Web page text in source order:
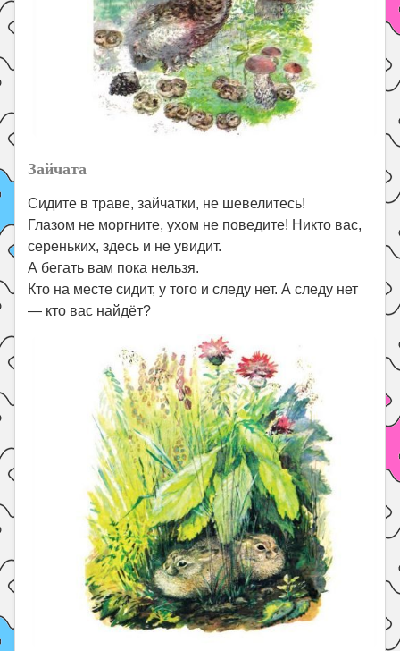
Зайчата
Сидите в траве, зайчатки, не шевелитесь!
Глазом не моргните, ухом не поведите! Никто вас,
сереньких, здесь и не увидит.
А бегать вам пока нельзя.
Кто на месте сидит, у того и следу нет. А следу нет
— кто вас найдёт?